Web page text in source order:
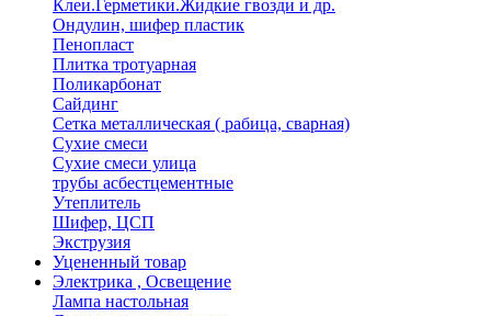
Клеи.Герметики.Жидкие гвозди и др.
Ондулин, шифер пластик
Пенопласт
Плитка тротуарная
Поликарбонат
Сайдинг
Сетка металлическая ( рабица, сварная)
Сухие смеси
Сухие смеси улица
трубы асбестцементные
Утеплитель
Шифер, ЦСП
Экструзия
Уцененный товар
Электрика , Освещение
Лампа настольная